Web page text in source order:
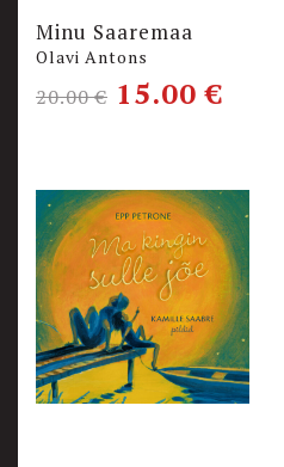
Minu Saaremaa
Olavi Antons
20.00€ 15.00€